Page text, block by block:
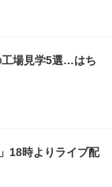
工場見学5選…はち
18時よりライブ配